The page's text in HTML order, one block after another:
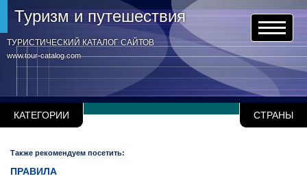
www.tour-catalog.com
Туризм и путешествия
ТУРИСТИЧЕСКИЙ КАТАЛОГ САЙТОВ
КАТЕГОРИИ СТРАНЫ
Также рекомендуем посетить:
ПРАВИЛА